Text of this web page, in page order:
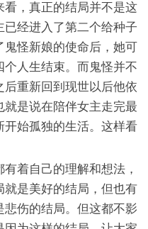
，真正的结局并不是这
经进入了第二个给种子
怪新娘的使命后，她可
人生结束。而鬼怪并不
重新回到现世以后他依
就是说在陪伴女主走完最
开始孤独的生活。这样看
着自己的理解和想法，
是美好的结局，但也有
伤的结局。但这都不影